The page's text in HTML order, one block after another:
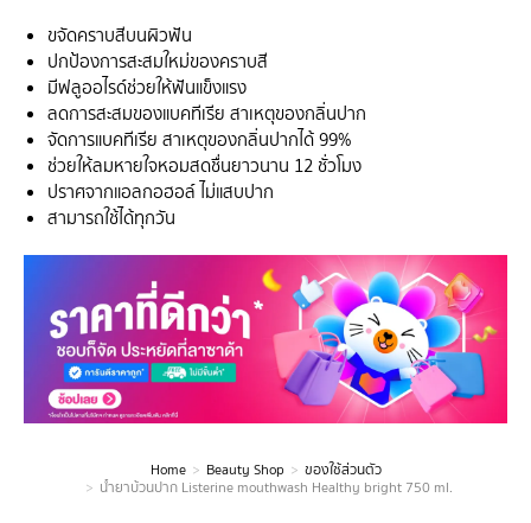
ขจัดคราบสีบนผิวฟัน
ปกป้องการสะสมใหม่ของคราบสี
มีฟลูออไรด์ช่วยให้ฟันแข็งแรง
ลดการสะสมของแบคทีเรีย สาเหตุของกลิ่นปาก
จัดการแบคทีเรีย สาเหตุของกลิ่นปากได้ 99%
ช่วยให้ลมหายใจหอมสดชื่นยาวนาน 12 ชั่วโมง
ปราศจากแอลกอฮอล์ ไม่แสบปาก
สามารถใช้ได้ทุกวัน
You are here: Home Beauty Shop
ของใช้ส่วนตัว
น้ำยาบ้วนปาก Listerine mouthwash Healthy bright 750 ml.